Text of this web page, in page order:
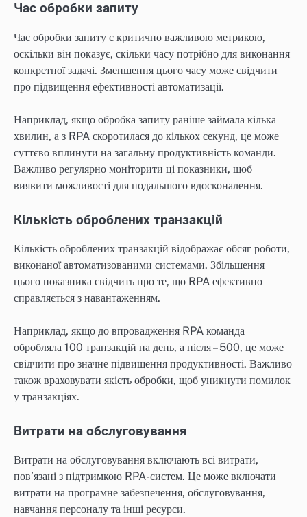
Час обробки запиту
Час обробки запиту є критично важливою метрикою,
оскільки він показує, скільки часу потрібно для виконання
конкретної задачі. Зменшення цього часу може свідчити
про підвищення ефективності автоматизації.
Наприклад, якщо обробка запиту раніше займала кілька
хвилин, а з RPA скоротилася до кількох секунд, це може
суттєво вплинути на загальну продуктивність команди.
Важливо регулярно моніторити ці показники, щоб
виявити можливості для подальшого вдосконалення.
Кількість оброблених транзакцій
Кількість оброблених транзакцій відображає обсяг роботи,
виконаної автоматизованими системами. Збільшення
цього показника свідчить про те, що RPA ефективно
справляється з навантаженням.
Наприклад, якщо до впровадження RPA команда
обробляла 100 транзакцій на день, а після – 500, це може
свідчити про значне підвищення продуктивності. Важливо
також враховувати якість обробки, щоб уникнути помилок
у транзакціях.
Витрати на обслуговування
Витрати на обслуговування включають всі витрати,
пов’язані з підтримкою RPA-систем. Це може включати
витрати на програмне забезпечення, обслуговування,
навчання персоналу та інші ресурси.